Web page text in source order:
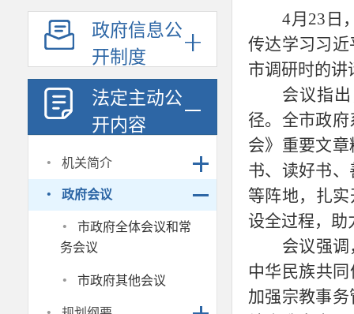
政府信息公
开制度
法定主动公
开内容
· 机关简介
· 政府会议
·
市政府全体会议和常
务会议
· 市政府其他会议
4月 23日
传达学习习
市调研时的讲
会议指
径。全市政
会》重要文
书、读好书
等阵地，扎实
设全过程，助
会议强
中华民族共
加强宗教事